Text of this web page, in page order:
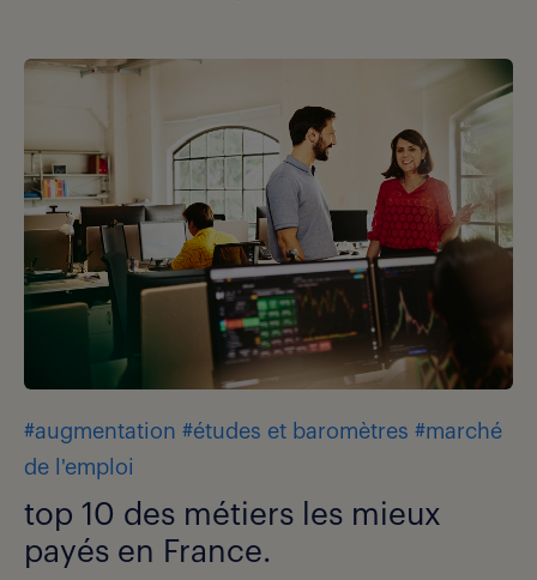
#augmentation #études et baromètres #marché
de l'emploi
top 10 des métiers les mieux
payés en France.